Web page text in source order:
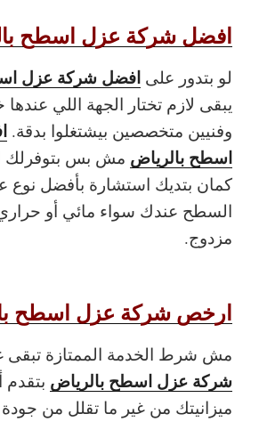
افضل شركة عزل اسطح
لو بتدور على افضل شركة عزل
يبقى لازم تختار الجهة اللي
وفنيين متخصصين بيشتغلوا بدقة.
اسطح بالرياض مش بس بتوفرلك
كمان بتديك استشارة بأفضل
السطح عندك سواء مائي أو
مزدوج.
ارخص شركة عزل اسطح
مش شرط الخدمة الممتازة تبقى
شركة عزل اسطح بالرياض
ميزانيتك من غير ما تقلل من